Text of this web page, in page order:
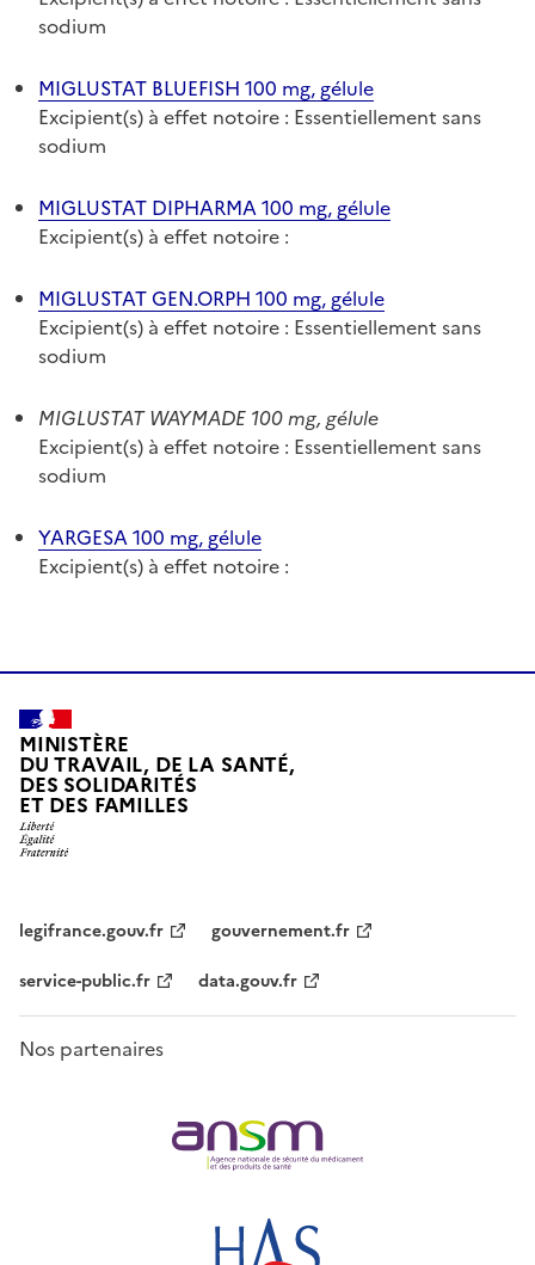
sodium
MIGLUSTAT BLUEFISH 100 mg, gélule
Excipient(s) à effet notoire : Essentiellement sans
sodium
MIGLUSTAT DIPHARMA 100 mg, gélule
Excipient(s) à effet notoire :
MIGLUSTAT GEN.ORPH 100 mg, gélule
Excipient(s) à effet notoire : Essentiellement sans
sodium
MIGLUSTAT WAYMADE 100 mg, gélule
Excipient(s) à effet notoire : Essentiellement sans
sodium
YARGESA 100 mg, gélule
Excipient(s) à effet notoire :
MINISTÈRE
DU TRAVAIL, DE LA SANTÉ,
DES SOLIDARITÉS
ET DES FAMILLES
legifrance.gouv.fr
gouvernement.fr
service-public.fr
data.gouv.fr
Nos partenaires